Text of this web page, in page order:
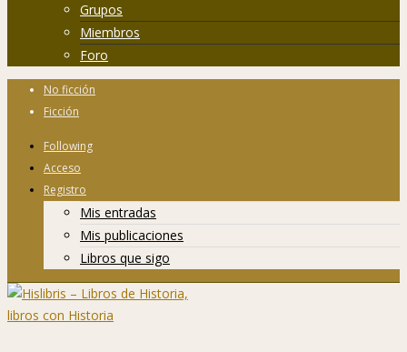
Grupos
Miembros
Foro
No ficción
Ficción
Following
Acceso
Registro
Mis entradas
Mis publicaciones
Libros que sigo